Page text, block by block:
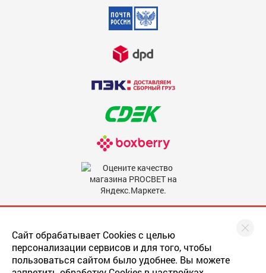
Сайт обрабатывает Cookies с целью
персонализации сервисов и для того, чтобы
пользоваться сайтом было удобнее. Вы можете